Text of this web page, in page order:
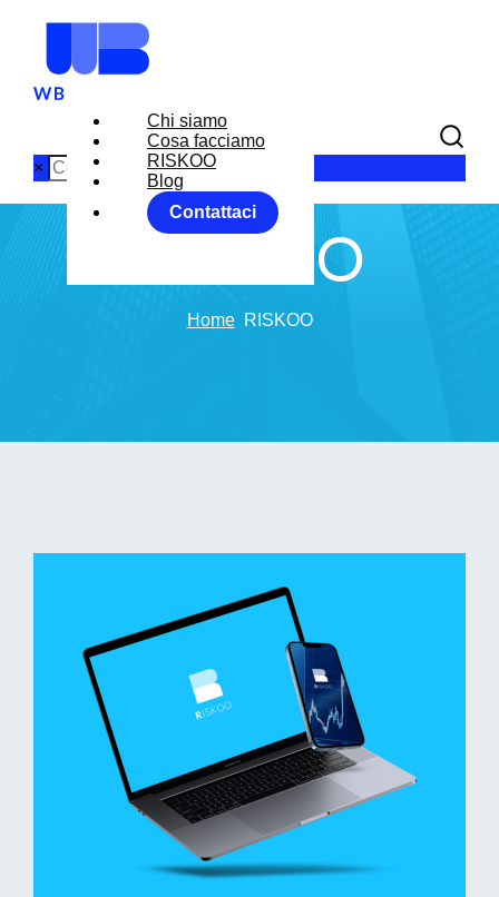
Chi siamo
Cosa facciamo
RISKOO
Blog
Contattaci
×
RISKOO
Home RISKOO